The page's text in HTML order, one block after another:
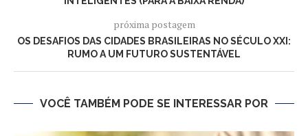
próxima postagem
OS DESAFIOS DAS CIDADES BRASILEIRAS NO SÉCULO XXI:
RUMO A UM FUTURO SUSTENTÁVEL
VOCÊ TAMBÉM PODE SE INTERESSAR POR